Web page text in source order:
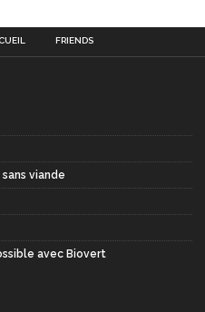
FRIENDS
viande
avec Biovert